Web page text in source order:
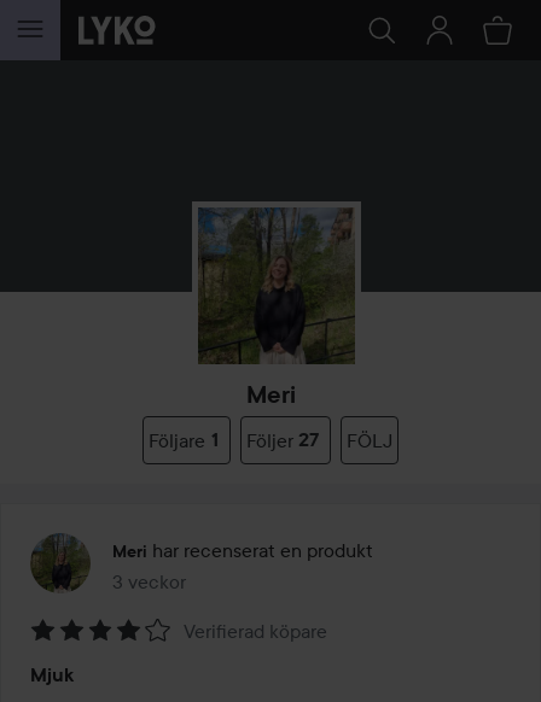
HOPPA TILL INNEHÅLLET
Meri
Följare 1 Följer 27 FÖLJ
Meri har recenserat en produkt
3 veckor
Inlägget skapades 3 veckor
4
Verifierad köpare
Mjuk